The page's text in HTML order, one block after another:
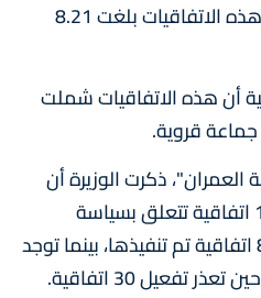
مساهمة الوزارة في تمويل هذه الاتفاقيات بلغت 8.21
أن هذه الاتفاقيات شملت
ذكرت الوزيرة أن
هذه المؤسسة أبرمت 1.262 اتفاقية تتعلق بسياسة
المدينة والإسكان، منها 820 اتفاقية تم تنفيذها، بينما توجد